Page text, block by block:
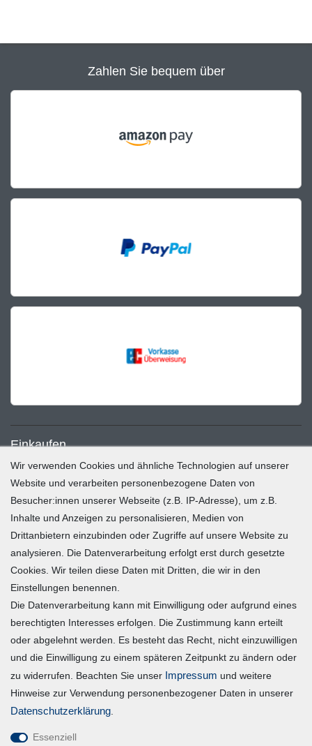
Zahlen Sie bequem über
Einkaufen
Zahlung und Versand
Widerrufsrecht
Warenkorb
Zur Kasse
Mein Konto
Registrieren
Login
Vertrag widerrufen
Unternehmen
Wir verwenden Cookies und ähnliche Technologien auf unserer
Website und verarbeiten personenbezogene Daten von
Besucher:innen unserer Webseite (z.B. IP-Adresse), um z.B.
Inhalte und Anzeigen zu personalisieren, Medien von
Drittanbietern einzubinden oder Zugriffe auf unsere Website zu
analysieren. Die Datenverarbeitung erfolgt erst durch gesetzte
Cookies. Wir teilen diese Daten mit Dritten, die wir in den
Einstellungen benennen.
Die Datenverarbeitung kann mit Einwilligung oder aufgrund eines
berechtigten Interesses erfolgen. Die Zustimmung kann erteilt
oder abgelehnt werden. Es besteht das Recht, nicht einzuwilligen
und die Einwilligung zu einem späteren Zeitpunkt zu ändern oder
zu widerrufen. Beachten Sie unser Impressum und weitere
Hinweise zur Verwendung personenbezogener Daten in unserer
Daten­schutz­erklärung
Essenziell